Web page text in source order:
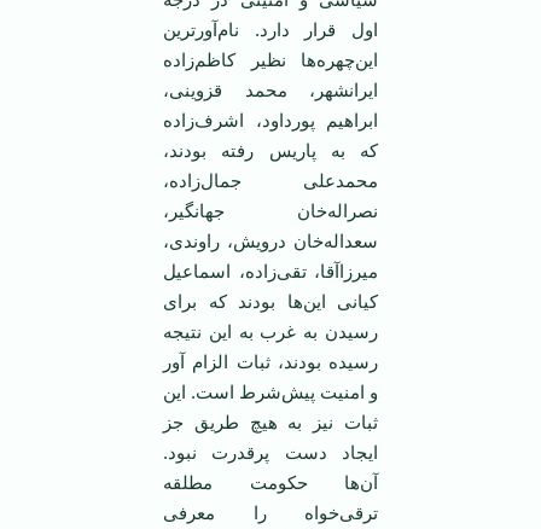
اول‌ قرار دارد. نام‌آورترین‌
این‌چهره‌ها نظیر کاظم‌‌زاده‌
ایرانشهر، محمد قزوینی‌،
ابراهیم‌ پورداود، اشرف‌‌زاده‌
که‌ به‌ پاریس ‌رفته‌ بودند،
محمدعلی‌ جمال‌‌زاده‌،
نصراله‌‌خان‌ جهانگیر،
سعداله‌خان‌ درویش‌، راوندی‌،
میرزاآقا، تقی‌‌زاده‌، اسماعیل‌
کیانی‌ این‌ها بودند که‌ برای‌
رسیدن‌ به‌ غرب‌ به‌ این‌ نتیجه‌
رسیده‌ بودند، ثبات‌ الزام‌ آور
و امنیت‌ پیش‌شرط‌ است‌. این‌
ثبات‌ نیز به‌ هیچ‌ طریق‌ جز
ایجاد دست‌ پرقدرت ‌نبود.
آن‌ها حکومت‌ مطلقه
ترقی‌خواه‌ را معرفی‌